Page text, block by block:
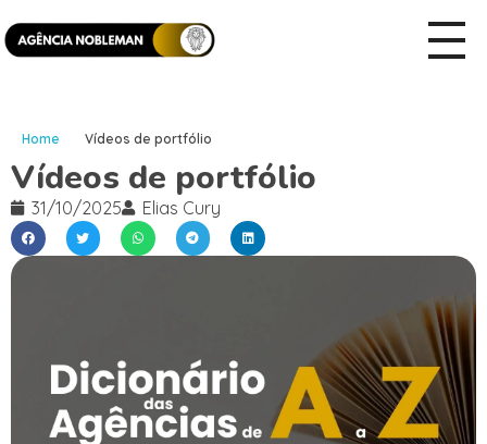
Home Vídeos de portfólio
Vídeos de portfólio
31/10/2025 Elias Cury